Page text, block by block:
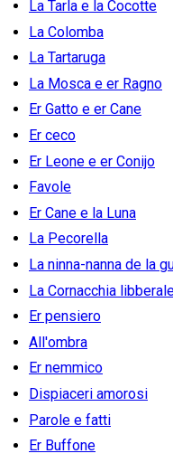
La Tarla e la Cocotte
La Colomba
La Tartaruga
La Mosca e er Ragno
Er Gatto e er Cane
Er ceco
Er Leone e er Conijo
Favole
Er Cane e la Luna
La Pecorella
La ninna-nanna de la
La Cornacchia
Er pensiero
All'ombra
Er nemmico
Dispiaceri amorosi
Parole e fatti
Er Buffone